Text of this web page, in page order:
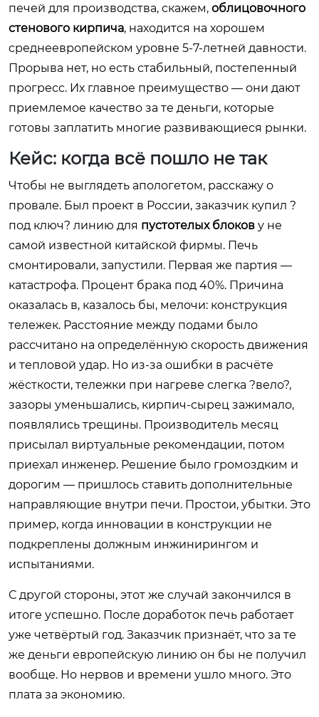
печей для производства, скажем, облицовочного
стенового кирпича, находится на хорошем
среднеевропейском уровне 5-7-летней давности.
Прорыва нет, но есть стабильный, постепенный
прогресс. Их главное преимущество — они дают
приемлемое качество за те деньги, которые
готовы заплатить многие развивающиеся рынки.
Кейс: когда всё пошло не так
Чтобы не выглядеть апологетом, расскажу о
провале. Был проект в России, заказчик купил ?
под ключ? линию для пустотелых блоков у не
самой известной китайской фирмы. Печь
смонтировали, запустили. Первая же партия —
катастрофа. Процент брака под 40%. Причина
оказалась в, казалось бы, мелочи: конструкция
тележек. Расстояние между подами было
рассчитано на определённую скорость движения
и тепловой удар. Но из-за ошибки в расчёте
жёсткости, тележки при нагреве слегка ?вело?,
зазоры уменьшались, кирпич-сырец зажимало,
появлялись трещины. Производитель месяц
присылал виртуальные рекомендации, потом
приехал инженер. Решение было громоздким и
дорогим — пришлось ставить дополнительные
направляющие внутри печи. Простои, убытки. Это
пример, когда инновации в конструкции не
подкреплены должным инжинирингом и
испытаниями.
С другой стороны, этот же случай закончился в
итоге успешно. После доработок печь работает
уже четвёртый год. Заказчик признаёт, что за те
же деньги европейскую линию он бы не получил
вообще. Но нервов и времени ушло много. Это
плата за экономию.